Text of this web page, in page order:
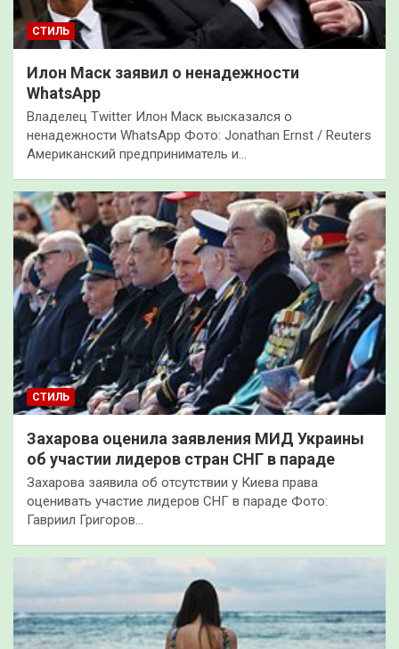
СТИЛЬ
Илон Маск заявил о ненадежности
WhatsApp
Владелец Twitter Илон Маск высказался о
ненадежности WhatsApp Фото: Jonathan Ernst / Reuters
Американский предприниматель и…
СТИЛЬ
Захарова оценила заявления МИД Украины
об участии лидеров стран СНГ в параде
Захарова заявила об отсутствии у Киева права
оценивать участие лидеров СНГ в параде Фото:
Гавриил Григоров…